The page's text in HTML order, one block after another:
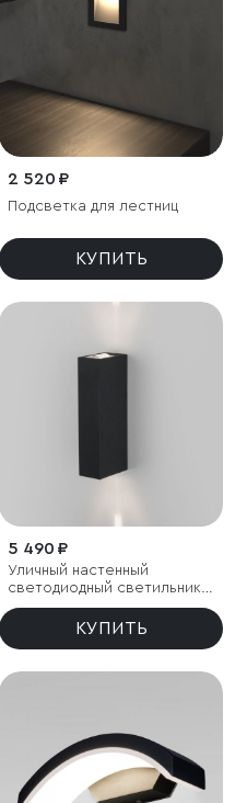
2 520 ₽
Подсветка для лестниц
КУПИТЬ
5 490 ₽
Уличный настенный
светодиодный светильник
Blaze LED IP65
КУПИТЬ